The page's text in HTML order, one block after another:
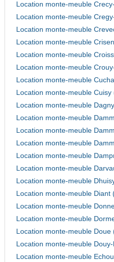
Location monte-meuble
Location monte-meuble
Location monte-meuble
Location monte-meuble
Location monte-meuble
Location monte-meuble
Location monte-meuble
Location monte-meuble Cuisy
Location monte-meuble
Location monte-meuble
Location monte-meuble
Location monte-meuble
Location monte-meuble
Location monte-meuble
Location monte-meuble
Location monte-meuble Diant
Location monte-meuble
Location monte-meuble
Location monte-meuble Doue
Location monte-meuble
Location monte-meuble